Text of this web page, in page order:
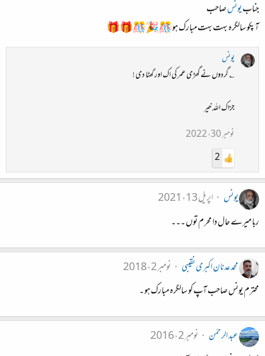
جنابیونسصاحب
آپکو سالگرہ بہت بہت مبارک ہو 🎊🎉🎊🎁🎁
یونس
؎ گردوں نے گھڑی عمر کی اک اور گھٹا دی !
جزاک اللہ خیر
نومبر 30، 2022
2
یونس
اپریل 13، 2021
ربا میرے حال دا محرم توں ۔۔۔
محمد عدنان اکبری نقیبی
نومبر 2، 2018
محترم یونس صاحب آپ کو سالگرہ مبارک ہو ۔
عبد الرحمٰن
نومبر 2، 2016